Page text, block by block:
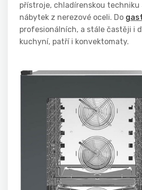
přístroje, chladírenskou techniku
nábytek z nerezové oceli. Do
profesionálních, a stále častěji i
kuchyní, patří i konvektomaty.